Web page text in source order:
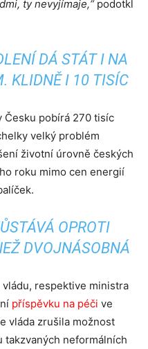
ty nevyjímaje,“podotkl
DÁ STÁT I NA
KLIDNĚ I 10 TISÍC
Česku pobírá 270 tisíc
velký problém
životní úrovně českých
roku mimo cen energií
OPROTI
DVOJNÁSOBNÁ
respektive ministra
příspěvku na péči ve
vláda zrušila možnost
takzvaných neformálních